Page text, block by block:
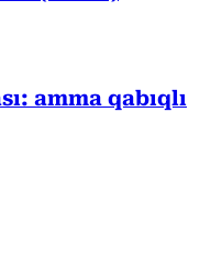
amma qabıqlı